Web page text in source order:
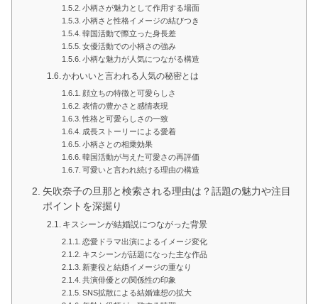
小柄さが魅力として作用する場面
小柄さと性格イメージの結びつき
韓国活動で際立った身長差
女優活動での小柄さの強み
小柄な魅力が人気につながる構造
かわいいと言われる人気の秘密とは
顔立ちの特徴と可愛らしさ
表情の豊かさと感情表現
性格と可愛らしさの一致
成長ストーリーによる愛着
小柄さとの相乗効果
韓国活動が与えた可愛さの再評価
可愛いと言われ続ける理由の構造
矢吹奈子の旦那と検索される理由は？話題の魅力や注目
ポイントを深掘り
キスシーンが結婚説につながった背景
恋愛ドラマ出演によるイメージ変化
キスシーンが話題になった主な作品
新妻役と結婚イメージの重なり
共演俳優との関係性の印象
SNS拡散による結婚連想の拡大